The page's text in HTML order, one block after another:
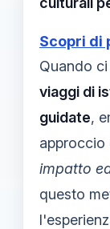
Scopri di
Quando
viaggi di
guidate,
approccio
impatto
questo